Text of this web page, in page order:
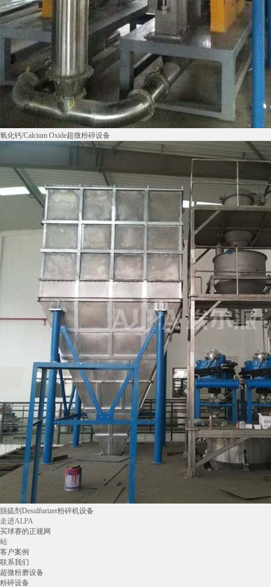
氧化钙/Calcium Oxide超微粉碎设备
脱硫剂Desulfurizer粉碎机设备
走进ALPA
买球赛的正规网
站
客户案例
联系我们
超微粉磨设备
粉碎设备